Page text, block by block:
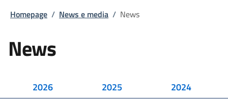
Homepage / News e media / News
News
2026 2025 2024